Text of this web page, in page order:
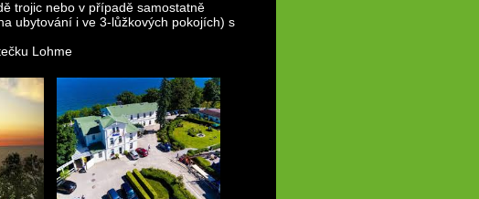
trojic nebo v případě samostatně
ubytování i ve 3-lůžkových pokojích) s
Lohme